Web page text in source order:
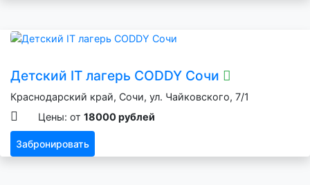
Детский IT лагерь CODDY Сочи
Краснодарский край, Сочи, ул. Чайковского, 7/1
Цены: от 18000 рублей
Забронировать